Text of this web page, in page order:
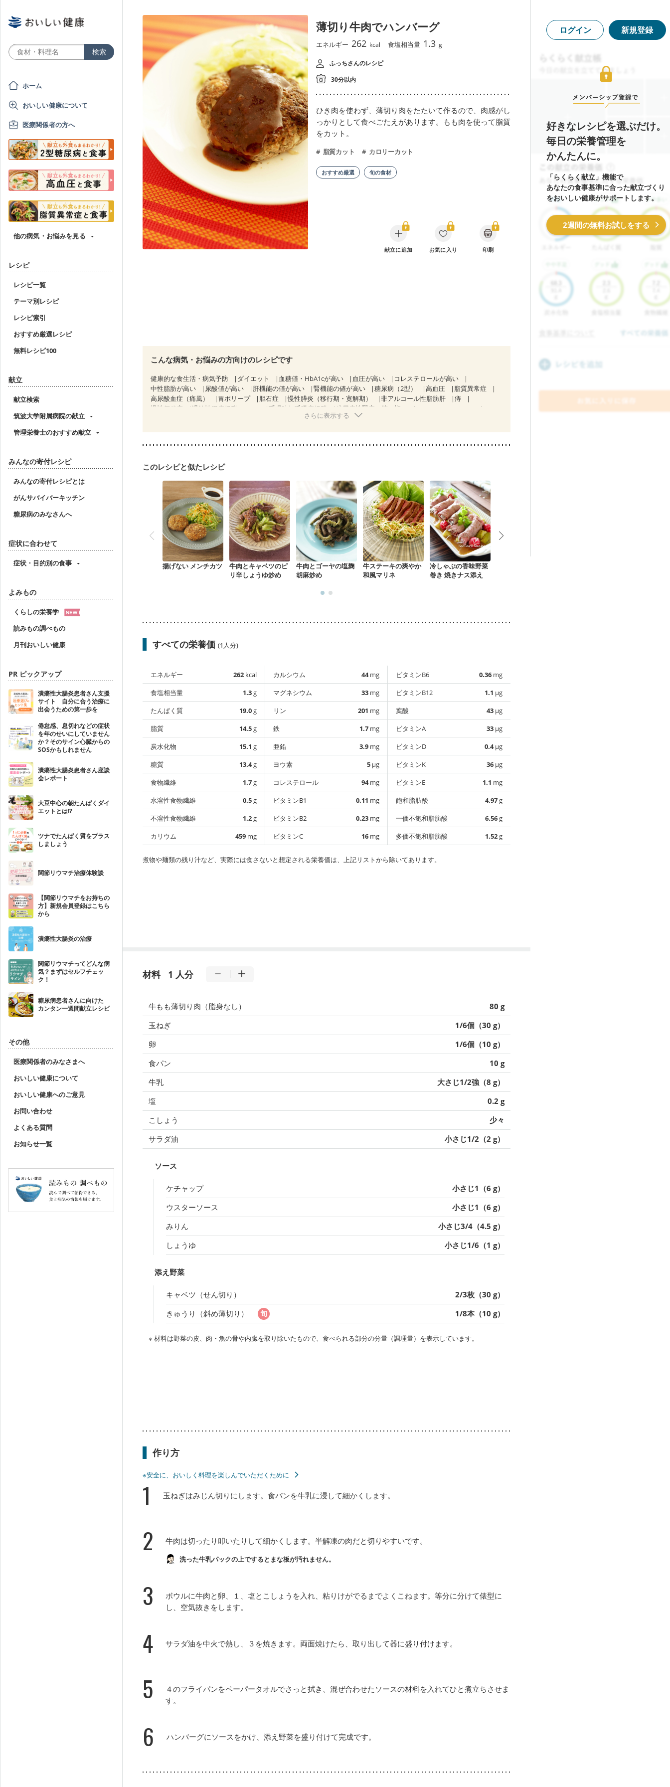
ホーム
おいしい健康について
医療関係者の方へ
他の病気・お悩みを見る
レシピ
レシピ一覧
テーマ別レシピ
レシピ索引
おすすめ厳選レシピ
無料レシピ100
献立
献立検索
筑波大学附属病院の献立
管理栄養士のおすすめ献立
みんなの寄付レシピ
みんなの寄付レシピとは
がんサバイバーキッチン
糖尿病のみなさんへ
症状に合わせて
症状・目的別の食事
よみもの
くらしの栄養学
読みもの調べもの
月刊おいしい健康
PR ピックアップ
潰瘍性大腸炎患者さん支援
サイト 自分に合う治療に
出会うための第一歩を
倦怠感、息切れなどの症状
を年のせいにしていません
か？そのサイン心臓からの
SOSかもしれません
潰瘍性大腸炎患者さん座談
会レポート
大豆中心の朝たんぱくダイ
エットとは!?
ツナでたんぱく質をプラス
しましょう
関節リウマチ治療体験談
【関節リウマチをお持ちの
方】新規会員登録はこちら
から
潰瘍性大腸炎の治療
関節リウマチってどんな病
気？まずはセルフチェッ
ク！
糖尿病患者さんに向けた
カンタン一週間献立レシピ
その他
医療関係者のみなさまへ
おいしい健康について
おいしい健康へのご意見
お問い合わせ
よくある質問
お知らせ一覧
薄切り牛肉でハンバーグ
エネルギー 262 kcal 食塩相当量 1.3 g
ふっちさんのレシピ
30分以内
ひき肉を使わず、薄切り肉をたたいて作るので、肉感がし
っかりとして食べごたえがあります。もも肉を使って脂質
をカット。
脂質カット カロリーカット
おすすめ厳選 旬の食材
献立に追加 お気に入り 印刷
こんな病気・お悩みの方向けのレシピです
健康的な食生活・病気予防 ダイエット 血糖値・HbA1cが高い 血圧が高い
コレステロールが高い
中性脂肪が高い
尿酸値が高い 肝機能の値が高い 腎機能の値が高い 糖尿病（2型） 高血圧
脂質異常症
高尿酸血症（痛風）
胃ポリープ 胆石症 慢性膵炎（移行期・寛解期） 非アルコール性脂肪肝
痔
慢性便秘症
過敏性腸症候群（IBS） 睡眠時無呼吸症候群 糖尿病性腎症（第３期）
CKD（ステージ１）
乳がん（抗がん剤治療中）
妊婦健診・血糖値が気になる（初期）
妊娠高血圧(中期) 妊娠糖尿病(初期) 産後（母乳）
産後（混合栄養）
貧血対策
ニキビ・肌荒れ
さらに表示する
このレシピと似たレシピ
揚げない メンチカツ
牛肉とキャベツのピ
リ辛しょうゆ炒め
牛肉とゴーヤの塩麹
胡麻炒め
牛ステーキの爽やか
和風マリネ
冷しゃぶの香味野菜
巻き 焼きナス添え
すべての栄養価 (1人分)
エネルギー 262 kcal
食塩相当量
1.3g
たんぱく質
19.0g
脂質
14.5g
炭水化物
15.1 g
糖質
13.4g
食物繊維
1.7g
水溶性食物繊維
0.5g
不溶性食物繊維
1.2g
カリウム
459 mg
カルシウム 44mg
マグネシウム
33 mg
リン
201 mg
鉄
1.7 mg
亜鉛
3.9 mg
ヨウ素
5 µg
コレステロール
94mg
ビタミンB1
0.11 mg
ビタミンB2
0.23 mg
ビタミンC
16 mg
ビタミンB6 0.36 mg
ビタミンB12
1.1 µg
葉酸
43 µg
ビタミンA
33 µg
ビタミンD
0.4µg
ビタミンK
36 µg
ビタミンE
1.1 mg
飽和脂肪酸
4.97g
一価不飽和脂肪酸
6.56g
多価不飽和脂肪酸
1.52g
煮物や麺類の残り汁など、実際には食さないと想定される栄養価は、上記リストから除いてあります。
材料 1 人分
牛もも薄切り肉（脂身なし）
80 g
玉ねぎ
1/6個（30 g）
卵
1/6個（10 g）
食パン
10 g
牛乳
大さじ1/2強（8 g）
塩
0.2 g
こしょう
少々
サラダ油
小さじ1/2（2 g）
ソース
ケチャップ
小さじ1（6 g）
ウスターソース
小さじ1（6 g）
みりん
小さじ3/4（4.5 g）
しょうゆ
小さじ1/6（1 g）
添え野菜
キャベツ（せん切り）
2/3枚（30 g）
きゅうり（斜め薄切り）
1/8本（10 g）
※ 材料は野菜の皮、肉・魚の骨や内臓を取り除いたもので、食べられる部分の分量（調理量）を表示しています。
作り方
※安全に、おいしく料理を楽しんでいただくために
1 玉ねぎはみじん切りにします。食パンを牛乳に浸して細かくします。
2 牛肉は切ったり叩いたりして細かくします。半解凍の肉だと切りやすいです。
洗った牛乳パックの上でするとまな板が汚れません。
3
ボウルに牛肉と卵、１、塩とこしょうを入れ、粘りけがでるまでよくこねます。等分に分けて俵型に
し、空気抜きをします。
4 サラダ油を中火で熱し、３を焼きます。両面焼けたら、取り出して器に盛り付けます。
5
４のフライパンをペーパータオルでさっと拭き、混ぜ合わせたソースの材料を入れてひと煮立ちさせま
す。
6 ハンバーグにソースをかけ、添え野菜を盛り付けて完成です。
ログイン 新規登録
好きなレシピを選ぶだけ。
毎日の栄養管理を
かんたんに。
「らくらく献立」機能で
あなたの食事基準に合った献立づくり
をおいしい健康がサポートします。
2週間の無料お試しをする